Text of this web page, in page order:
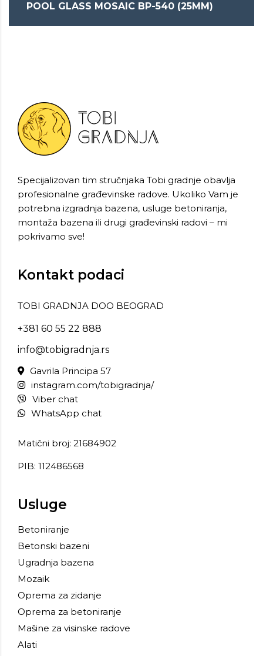
POOL GLASS MOSAIC BP-540 (25MM)
Specijalizovan tim stručnjaka Tobi gradnje obavlja
profesionalne građevinske radove. Ukoliko Vam je
potrebna izgradnja bazena, usluge betoniranja,
montaža bazena ili drugi građevinski radovi – mi
pokrivamo sve!
Kontakt podaci
TOBI GRADNJA DOO BEOGRAD
+381 60 55 22 888
info@tobigradnja.rs
Gavrila Principa 57
instagram.com/tobigradnja/
Viber chat
WhatsApp chat
Matični broj: 21684902
PIB: 112486568
Usluge
Betoniranje
Betonski bazeni
Ugradnja bazena
Mozaik
Oprema za zidanje
Oprema za betoniranje
Mašine za visinske radove
Alati